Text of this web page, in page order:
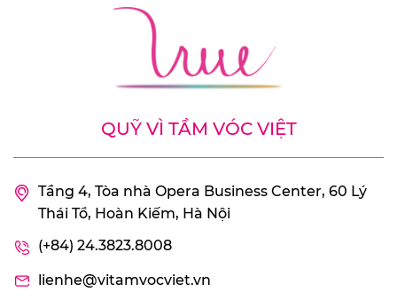
QUỸ VÌ TẦM VÓC VIỆT
Tầng 4, Tòa nhà Opera Business Center, 60 Lý
Thái Tổ, Hoàn Kiếm, Hà Nội
(+84) 24.3823.8008
lienhe@vitamvocviet.vn